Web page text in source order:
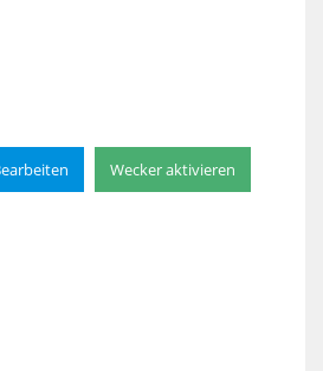
Wecker aktivieren